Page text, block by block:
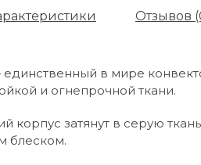
Отзывов
единственный в мире
и огнепрочной ткани.
корпус затянут в серую
блеском.